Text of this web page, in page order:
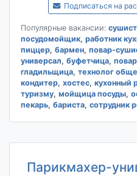
Подписаться на
Популярные вакансии: сушист
посудомойщик, работник
пиццер, бармен, повар-
универсал, буфетчица,
гладильщица, технолог
кондитер, хостес, кухонный
туризму, мойщица посуды,
пекарь, бариста, сотрудник
Парикмахер-